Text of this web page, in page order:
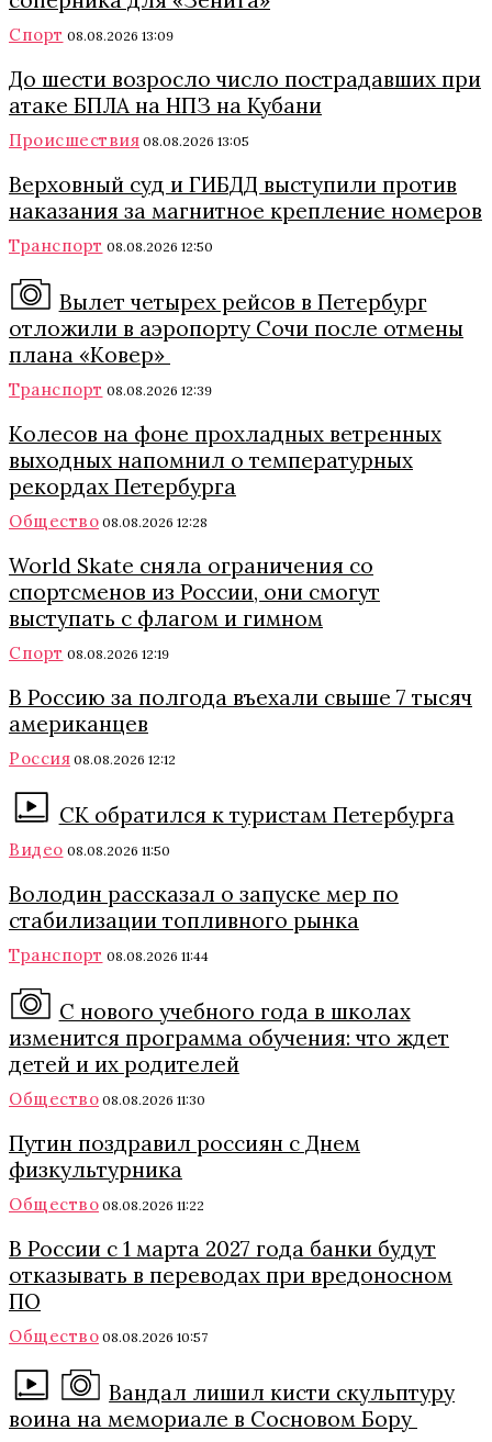
Спорт 08.08.2026 13:09
До шести возросло число пострадавших при
атаке БПЛА на НПЗ на Кубани
Происшествия 08.08.2026 13:05
Верховный суд и ГИБДД выступили против
наказания за магнитное крепление номеров
Транспорт 08.08.2026 12:50
Вылет четырех рейсов в Петербург
отложили в аэропорту Сочи после отмены
плана «Ковер»
Транспорт 08.08.2026 12:39
Колесов на фоне прохладных ветренных
выходных напомнил о температурных
рекордах Петербурга
Общество 08.08.2026 12:28
World Skate сняла ограничения со
спортсменов из России, они смогут
выступать с флагом и гимном
Спорт 08.08.2026 12:19
В Россию за полгода въехали свыше 7 тысяч
американцев
Россия 08.08.2026 12:12
СК обратился к туристам Петербурга
Видео 08.08.2026 11:50
Володин рассказал о запуске мер по
стабилизации топливного рынка
Транспорт 08.08.2026 11:44
С нового учебного года в школах
изменится программа обучения: что ждет
детей и их родителей
Общество 08.08.2026 11:30
Путин поздравил россиян с Днем
физкультурника
Общество 08.08.2026 11:22
В России с 1 марта 2027 года банки будут
отказывать в переводах при вредоносном
ПО
Общество 08.08.2026 10:57
Вандал лишил кисти скульптуру
воина на мемориале в Сосновом Бору